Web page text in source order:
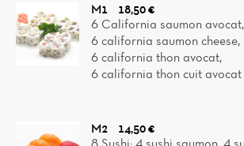
M1
18,50 €
6 California saumon avocat,
6 california saumon cheese,
6 california thon avocat,
6 california thon cuit avocat
M2
14,50 €
8 Sushi: 4 sushi saumon, 4